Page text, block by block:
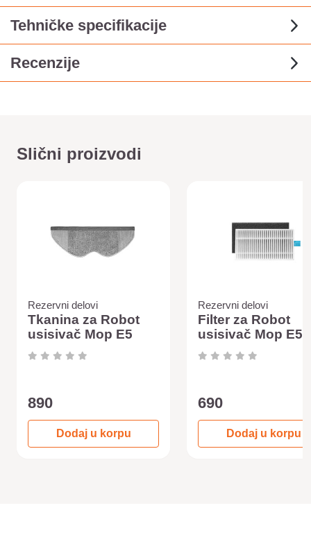
Tehničke specifikacije
Recenzije
Slični proizvodi
Rezervni delovi
Tkanina za Robot
usisivač Mop E5
890
Dodaj u korpu
Rezervni delovi
Filter za Robot
usisivač Mop E5
690
Dodaj u korpu